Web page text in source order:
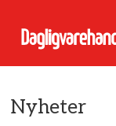
Nyheter